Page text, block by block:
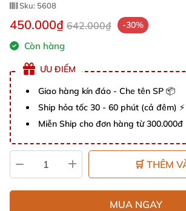
Sku: 5608
450.000₫ 642.000₫ -30%
Còn hàng
ƯU ĐIỂM
Giao hàng kín đáo - Che tên SP 📦
Ship hỏa tốc 30 - 60 phút (cả đêm) ⚡
Miễn Ship cho đơn hàng từ 300.000đ
🛒 THÊM
MUA NGAY